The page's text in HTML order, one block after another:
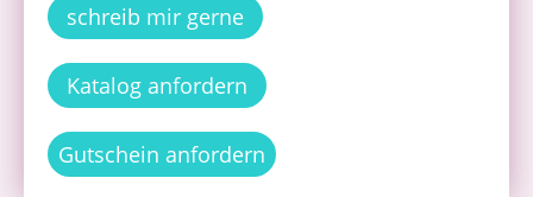
schreib mir gerne
Katalog anfordern
Gutschein anfordern